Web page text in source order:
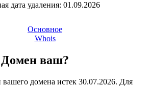
дата удаления: 01.09.2026
Основное
Whois
Домен ваш?
домена истек 30.07.2026. Для